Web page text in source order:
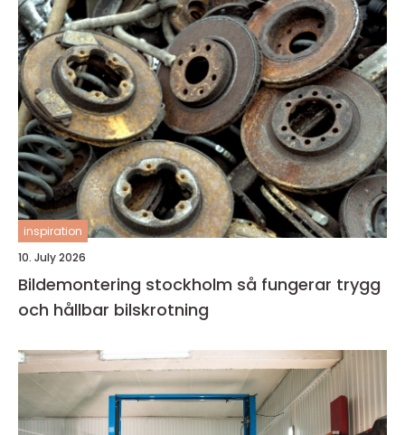
inspiration
10. July 2026
Bildemontering stockholm så fungerar trygg
och hållbar bilskrotning